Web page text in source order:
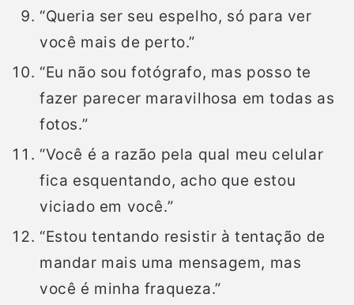
“Queria ser seu espelho, só para ver
você mais de perto.”
“Eu não sou fotógrafo, mas posso te
fazer parecer maravilhosa em todas as
fotos.”
“Você é a razão pela qual meu celular
fica esquentando, acho que estou
viciado em você.”
“Estou tentando resistir à tentação de
mandar mais uma mensagem, mas
você é minha fraqueza.”